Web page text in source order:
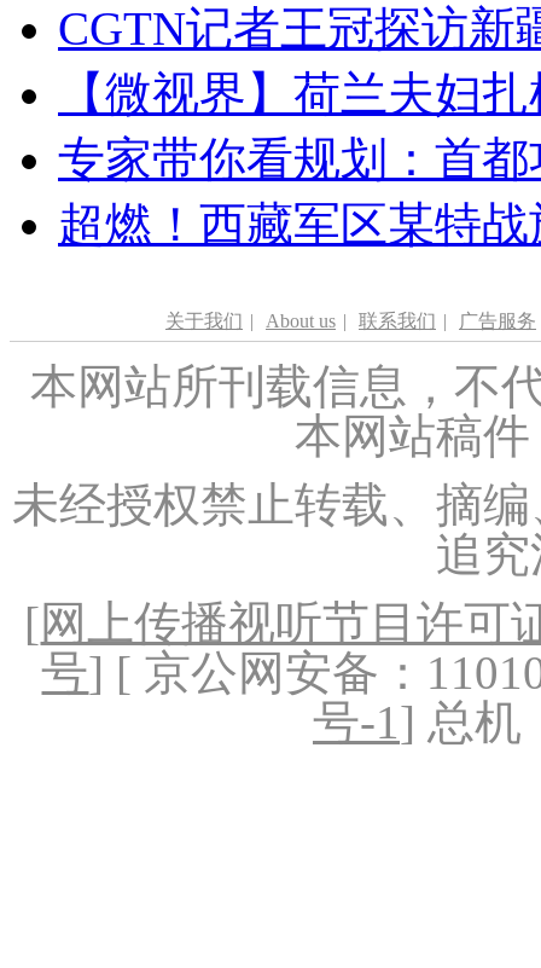
CGTN记者王冠探访新
【微视界】荷兰夫妇
专家带你看规划：首
超燃！西藏军区某特
关于我们 | About us | 联系我们 | 广告服务
本网站所刊载信息，不
本网站稿
未经授权禁止转载、摘
追
[网上传播视听节目许可
号] [ 京公网安备：
号-1] 总机